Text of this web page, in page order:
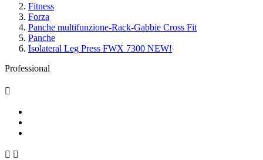
Fitness
Forza
Panche multifunzione-Rack-Gabbie Cross Fit
Panche
Isolateral Leg Press FWX 7300 NEW!
Professional

 